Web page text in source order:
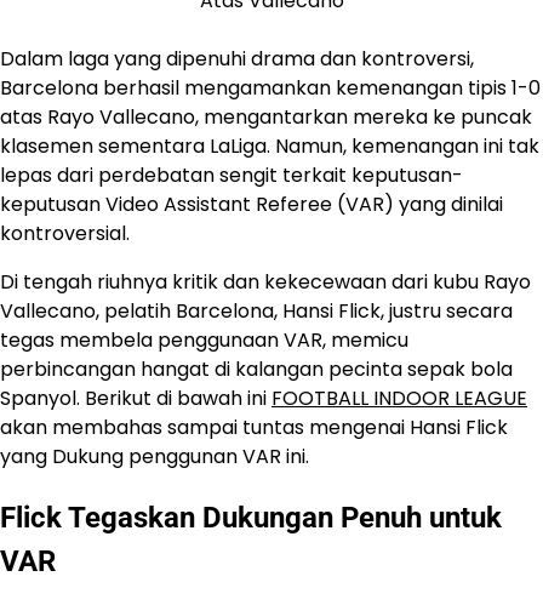
Dalam laga yang dipenuhi drama dan kontroversi,
Barcelona berhasil mengamankan kemenangan tipis 1-0
atas Rayo Vallecano, mengantarkan mereka ke puncak
klasemen sementara LaLiga. Namun, kemenangan ini tak
lepas dari perdebatan sengit terkait keputusan-
keputusan Video Assistant Referee (VAR) yang dinilai
kontroversial.
Di tengah riuhnya kritik dan kekecewaan dari kubu Rayo
Vallecano, pelatih Barcelona, Hansi Flick, justru secara
tegas membela penggunaan VAR, memicu
perbincangan hangat di kalangan pecinta sepak bola
Spanyol. Berikut di bawah ini FOOTBALL INDOOR LEAGUE
akan membahas sampai tuntas mengenai Hansi Flick
yang Dukung penggunan VAR ini.
​Flick Tegaskan Dukungan Penuh untuk
VAR